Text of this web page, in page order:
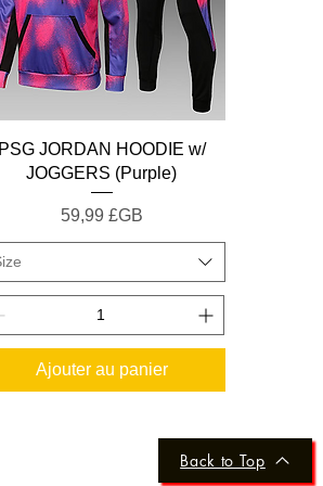
Aperçu rapide
JORDAN HOODIE w/
JOGGERS (Purple)
Prix
59,99 £GB
Ajouter au panier
Back to Top